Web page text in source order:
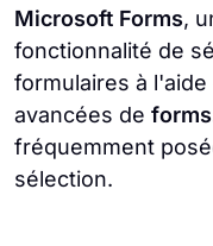
Microsoft Forms,
fonctionnalité de
formulaires à
avancées de
fréquemment
sélection.